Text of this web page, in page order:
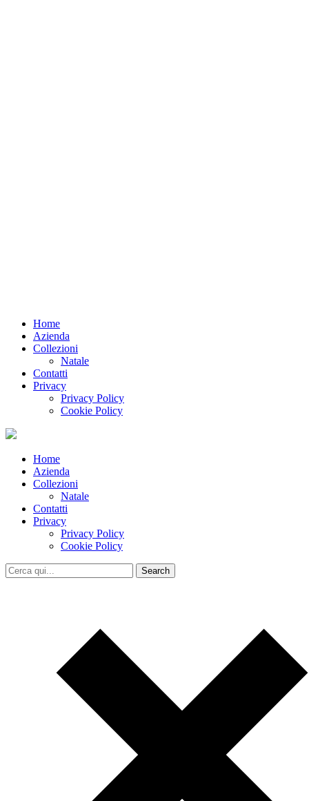
Home
Azienda
Collezioni
Natale
Contatti
Privacy
Privacy Policy
Cookie Policy
Home
Azienda
Collezioni
Natale
Contatti
Privacy
Privacy Policy
Cookie Policy